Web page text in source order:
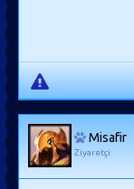
Misafir
Ziyaretçi